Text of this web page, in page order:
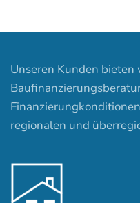
Unseren Kunden
regionalen und